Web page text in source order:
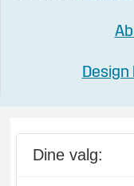
Dine valg: